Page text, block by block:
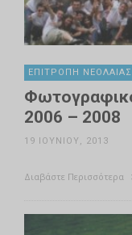
ΕΠΙΤΡΟΠΉ ΝΕΟΛΑΊΑΣ
2006 – 2008
19 ΙΟΥΝΊΟΥ, 2013
Διαβάστε Περισσότερα